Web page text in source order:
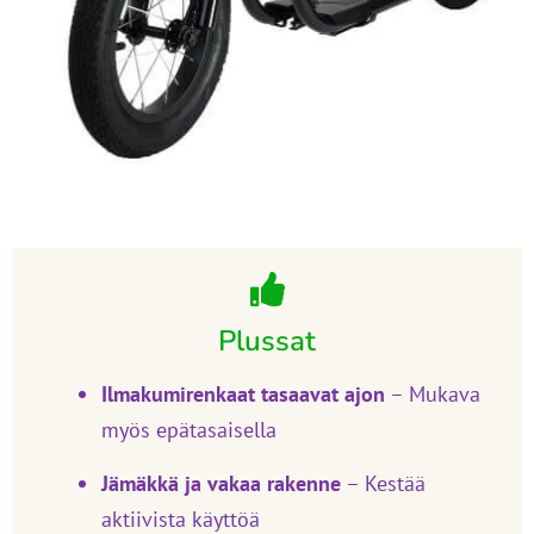
Plussat
Ilmakumirenkaat tasaavat ajon – Mukava
myös epätasaisella
Jämäkkä ja vakaa rakenne – Kestää
aktiivista käyttöä